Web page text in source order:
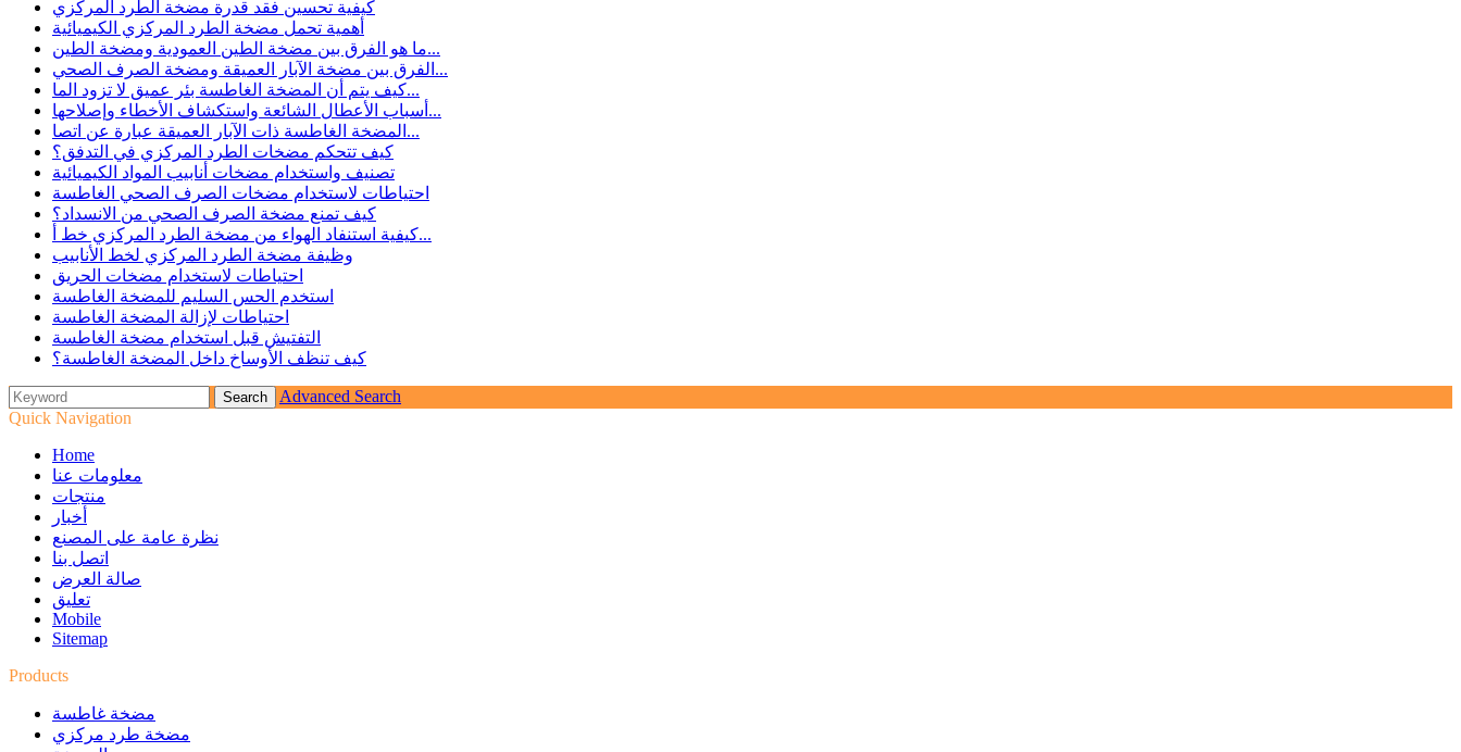
كيفية تحسين فقد قدرة مضخة الطرد المركزي
أهمية تحمل مضخة الطرد المركزي الكيميائية
ما هو الفرق بين مضخة الطين العمودية ومضخة الطين...
الفرق بين مضخة الآبار العميقة ومضخة الصرف الصحي...
كيف يتم أن المضخة الغاطسة بئر عميق لا تزود الما...
أسباب الأعطال الشائعة واستكشاف الأخطاء وإصلاحها...
المضخة الغاطسة ذات الآبار العميقة عبارة عن اتصا...
كيف تتحكم مضخات الطرد المركزي في التدفق؟
تصنيف واستخدام مضخات أنابيب المواد الكيميائية
احتياطات لاستخدام مضخات الصرف الصحي الغاطسة
كيف تمنع مضخة الصرف الصحي من الانسداد؟
كيفية استنفاد الهواء من مضخة الطرد المركزي خط أ...
وظيفة مضخة الطرد المركزي لخط الأنابيب
احتياطات لاستخدام مضخات الحريق
استخدم الحس السليم للمضخة الغاطسة
احتياطات لإزالة المضخة الغاطسة
التفتيش قبل استخدام مضخة الغاطسة
كيف تنظف الأوساخ داخل المضخة الغاطسة؟
Advanced Search
Quick Navigation
Home
معلومات عنا
منتجات
أخبار
نظرة عامة على المصنع
اتصل بنا
صالة العرض
تعليق
Mobile
Sitemap
Products
مضخة غاطسة
مضخة طرد مركزي